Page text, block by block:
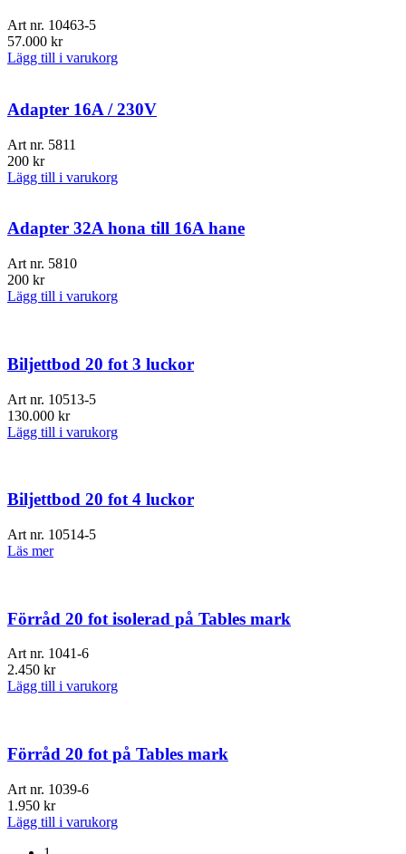
Art nr. 10463-5
57.000 kr
Lägg till i varukorg
Adapter 16A / 230V
Art nr. 5811
200 kr
Lägg till i varukorg
Adapter 32A hona till 16A hane
Art nr. 5810
200 kr
Lägg till i varukorg
Biljettbod 20 fot 3 luckor
Art nr. 10513-5
130.000 kr
Lägg till i varukorg
Biljettbod 20 fot 4 luckor
Art nr. 10514-5
Läs mer
Förråd 20 fot isolerad på Tables mark
Art nr. 1041-6
2.450 kr
Lägg till i varukorg
Förråd 20 fot på Tables mark
Art nr. 1039-6
1.950 kr
Lägg till i varukorg